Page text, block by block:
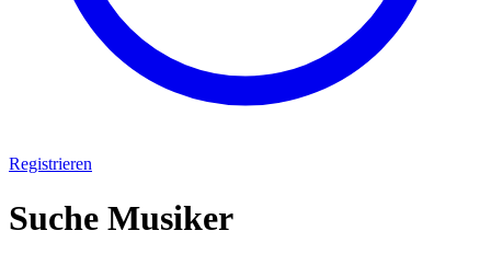
Registrieren
Suche Musiker